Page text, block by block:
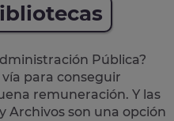
Pública?
para conseguir
remuneración. Y las
Archivos son una opción